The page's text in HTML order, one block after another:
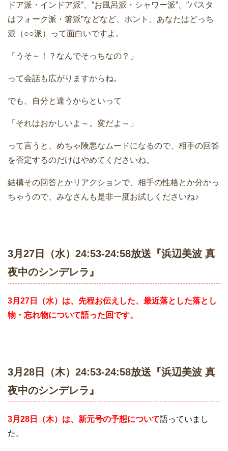
ドア派・インドア派”、”お風呂派・シャワー派”、”パスタ
はフォーク派・箸派”などなど、ホント、あなたはどっち
派（○○派）って面白いですよ。
「うそ～！？なんでそっちなの？」
って会話も広がりますからね。
でも、自分と違うからといって
「それはおかしいよ～。変だよ～」
って言うと、めちゃ険悪なムードになるので、相手の回答
を否定するのだけはやめてくださいね。
結構その回答とかリアクションで、相手の性格とか分かっ
ちゃうので、みなさんも是非一度お試しくださいね♪
3月27日（水）24:53-24:58放送『浜辺美波 真
夜中のシンデレラ』
3月27日（水）は、先程お伝えした、最近落とした落とし
物・忘れ物について語った回です。
3月28日（木）24:53-24:58放送『浜辺美波 真
夜中のシンデレラ』
3月28日（木）は、新元号の予想について語っていまし
た。